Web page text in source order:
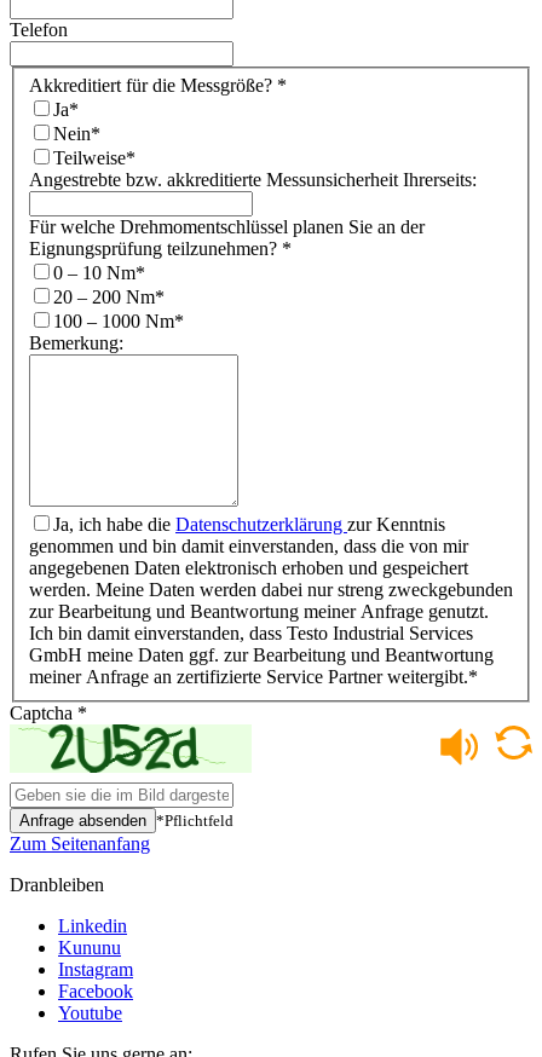
Telefon
Akkreditiert für die Messgröße? *
Ja*
Nein*
Teilweise*
Angestrebte bzw. akkreditierte Messunsicherheit Ihrerseits:
Für welche Drehmomentschlüssel planen Sie an der
Eignungsprüfung teilzunehmen? *
0 – 10 Nm*
20 – 200 Nm*
100 – 1000 Nm*
Bemerkung:
Ja, ich habe die Datenschutzerklärung zur Kenntnis
genommen und bin damit einverstanden, dass die von mir
angegebenen Daten elektronisch erhoben und gespeichert
werden. Meine Daten werden dabei nur streng zweckgebunden
zur Bearbeitung und Beantwortung meiner Anfrage genutzt.
Ich bin damit einverstanden, dass Testo Industrial Services
GmbH meine Daten ggf. zur Bearbeitung und Beantwortung
meiner Anfrage an zertifizierte Service Partner weitergibt.*
Captcha *
Anfrage absenden *Pflichtfeld
Zum Seitenanfang
Dranbleiben
Linkedin
Kununu
Instagram
Facebook
Youtube